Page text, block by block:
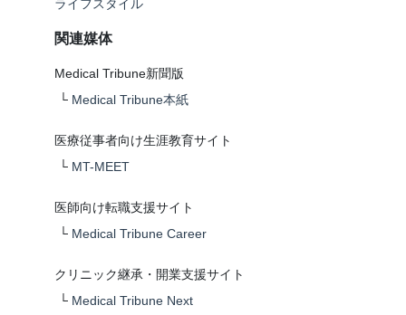
ライフスタイル
関連媒体
Medical Tribune新聞版
└ Medical Tribune本紙
医療従事者向け生涯教育サイト
└ MT-MEET
医師向け転職支援サイト
└ Medical Tribune Career
クリニック継承・開業支援サイト
└ Medical Tribune Next